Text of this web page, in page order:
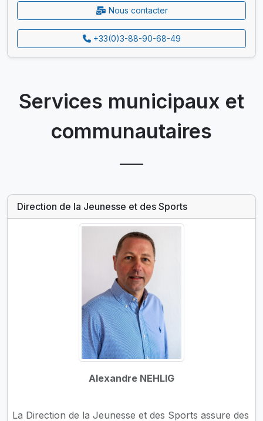
Nous contacter
+33(0)3-88-90-68-49
Services municipaux et
communautaires
Direction de la Jeunesse et des Sports
Alexandre NEHLIG
La Direction de la Jeunesse et des Sports assure des